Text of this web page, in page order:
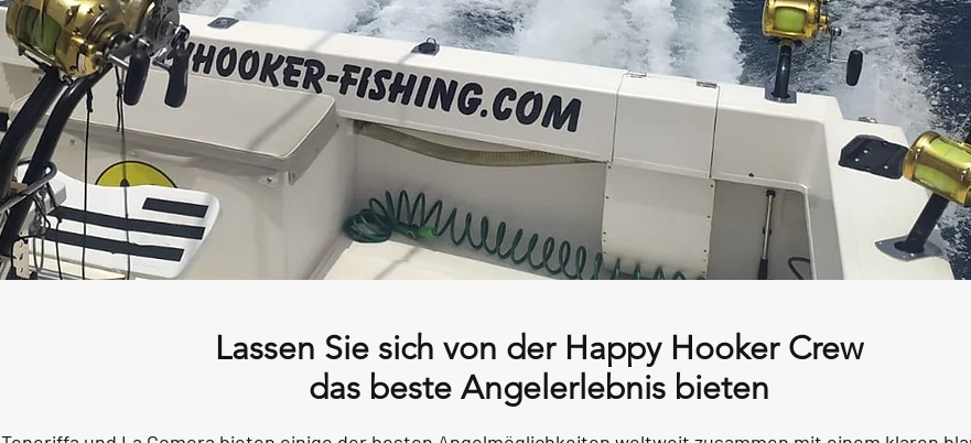
Lassen Sie sich von der Happy Hooker Crew
das beste Angelerlebnis bieten